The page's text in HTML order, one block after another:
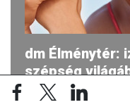
dm Élménytér:
szépség
2026-ban ismét egy